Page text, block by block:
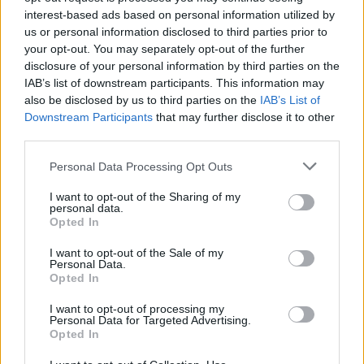
interest-based ads based on personal information utilized by
us or personal information disclosed to third parties prior to
your opt-out. You may separately opt-out of the further
disclosure of your personal information by third parties on the
IAB’s list of downstream participants. This information may
also be disclosed by us to third parties on the IAB’s List of
Downstream Participants that may further disclose it to other
Personal Data Processing Opt Outs
I want to opt-out of the Sharing of my
personal data.
Opted In
I want to opt-out of the Sale of my
Personal Data.
Opted In
I want to opt-out of processing my
Personal Data for Targeted Advertising.
Opted In
να μειώσει τηναρτηριακή πίεση
να μειώσει ταεπίπεδα χοληστερόλης
να βελτιώσει την ευαισθησία στην
ινσουλίνη
να ενισχύσει τηναπώλεια βάρους για τα
υπέρβαρα άτομα
που παίζει ρόλο στην λειτουργία του
βιταμίνη Εμπορεί να βοηθήσει ένα άτομο να
αποτρέψει, ή να καθυστερήσει τις χρόνιες
παθήσεις που σχετίζονται με τις ελεύθερες
ρίζες, όπως:
καρδιακή νόσος
καρκίνος